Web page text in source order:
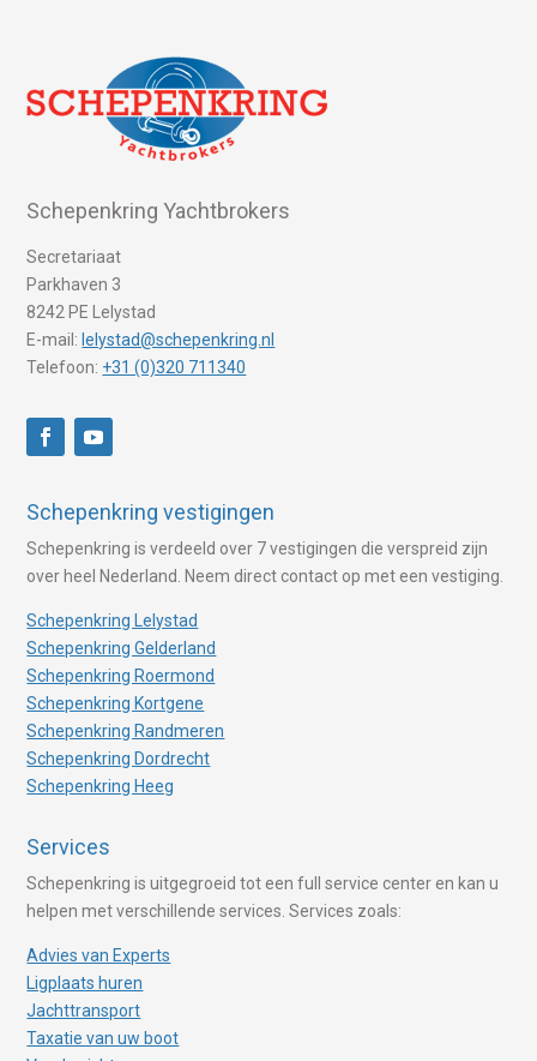
Schepenkring Yachtbrokers
Secretariaat
Parkhaven 3
8242 PE Lelystad
E-mail: lelystad@schepenkring.nl
Telefoon: +31 (0)320 711340
Schepenkring vestigingen
Schepenkring is verdeeld over 7 vestigingen die verspreid zijn
over heel Nederland. Neem direct contact op met een vestiging.
Schepenkring Lelystad
Schepenkring Gelderland
Schepenkring Roermond
Schepenkring Kortgene
Schepenkring Randmeren
Schepenkring Dordrecht
Schepenkring Heeg
Services
Schepenkring is uitgegroeid tot een full service center en kan u
helpen met verschillende services. Services zoals:
Advies van Experts
Ligplaats huren
Jachttransport
Taxatie van uw boot